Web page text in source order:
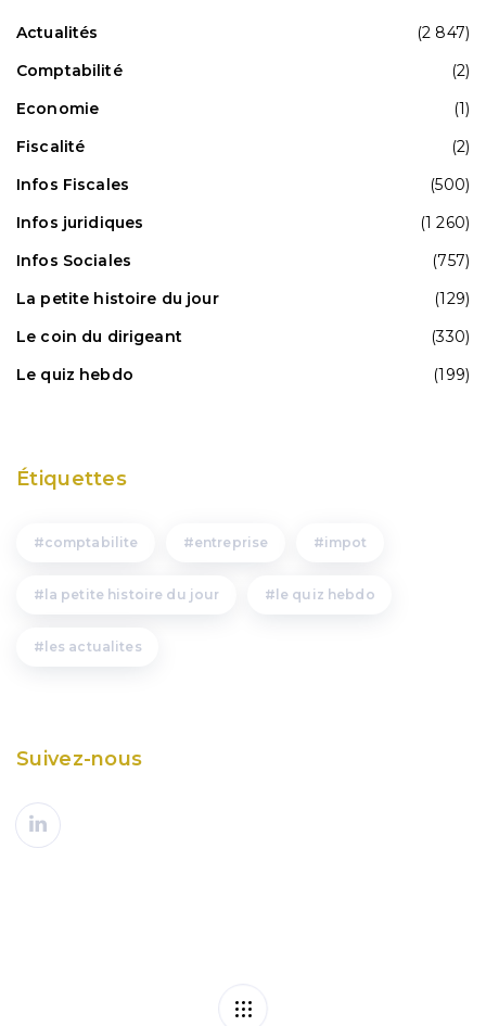
Actualités
(2 847)
Comptabilité
(2)
Economie
(1)
Fiscalité
(2)
Infos Fiscales
(500)
Infos juridiques
(1 260)
Infos Sociales
(757)
La petite histoire du jour
(129)
Le coin du dirigeant
(330)
Le quiz hebdo
(199)
Étiquettes
comptabilite entreprise impot
la petite histoire du jour le quiz hebdo
les actualites
Suivez-nous